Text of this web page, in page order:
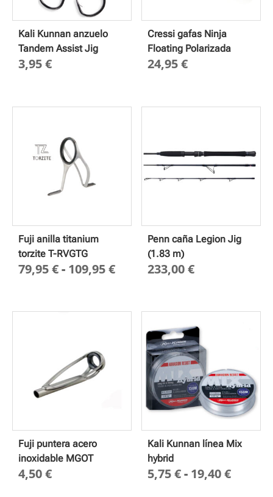
Kali Kunnan anzuelo
Tandem Assist Jig
3,95€
Cressi gafas Ninja
Floating Polarizada
24,95€
Fuji anilla titanium
torzite T-RVGTG
79,95€- 109,95€Rango
desde
79,95 €
hasta
109,95 €
Penn caña Legion Jig
(1.83 m)
233,00€
Fuji puntera acero
inoxidable MGOT
4,50€
Kali Kunnan línea Mix
hybrid
5,75€- 19,40€Rango